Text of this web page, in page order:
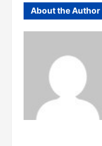
About the Author